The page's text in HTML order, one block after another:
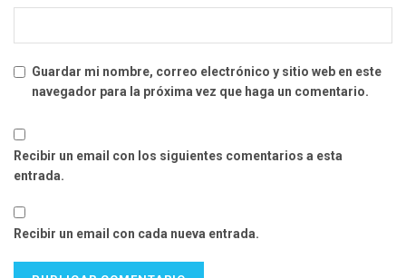
Guardar mi nombre, correo electrónico y sitio web en este
navegador para la próxima vez que haga un comentario.
Recibir un email con los siguientes comentarios a esta
entrada.
Recibir un email con cada nueva entrada.